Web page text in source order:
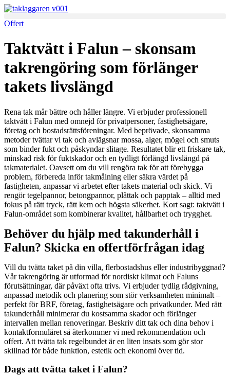
Skip
content
Offert
Taktvätt i Falun – skonsam
takrengöring som förlänger
takets livslängd
Rena tak mår bättre och håller längre. Vi erbjuder professionell
taktvätt i Falun med omnejd för privatpersoner, fastighetsägare,
företag och bostadsrättsföreningar. Med beprövade, skonsamma
metoder tvättar vi tak och avlägsnar mossa, alger, mögel och smuts
som binder fukt och påskyndar slitage. Resultatet blir ett friskare tak,
minskad risk för fuktskador och en tydligt förlängd livslängd på
takmaterialet. Oavsett om du vill rengöra tak för att förebygga
problem, förbereda inför takmålning eller säkra värdet på
fastigheten, anpassar vi arbetet efter takets material och skick. Vi
rengör tegelpannor, betongpannor, plåttak och papptak – alltid med
fokus på rätt tryck, rätt kem och högsta säkerhet. Kort sagt: taktvätt i
Falun-området som kombinerar kvalitet, hållbarhet och trygghet.
Behöver du hjälp med takunderhåll i
Falun? Skicka en offertförfrågan idag
Vill du tvätta taket på din villa, flerbostadshus eller industribyggnad?
Vår takrengöring är utformad för nordiskt klimat och Faluns
förutsättningar, där påväxt ofta trivs. Vi erbjuder tydlig rådgivning,
anpassad metodik och planering som stör verksamheten minimalt –
perfekt för BRF, företag, fastighetsägare och privatkunder. Med rätt
takunderhåll minimerar du kostsamma skador och förlänger
intervallen mellan renoveringar. Beskriv ditt tak och dina behov i
kontaktformuläret så återkommer vi med rekommendation och
offert. Att tvätta tak regelbundet är en liten insats som gör stor
skillnad för både funktion, estetik och ekonomi över tid.
Dags att tvätta taket i Falun?